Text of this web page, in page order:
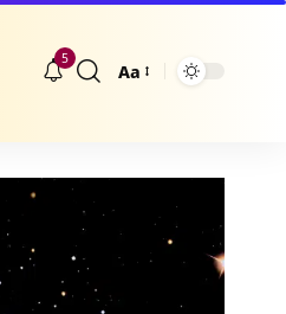
5
Größenänderung
Aa